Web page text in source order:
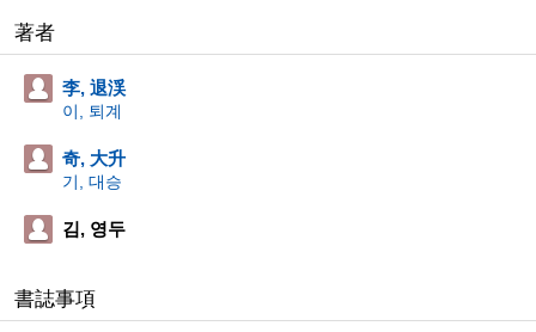
著者
李, 退渓
이, 퇴계
奇, 大升
기, 대승
김, 영두
書誌事項